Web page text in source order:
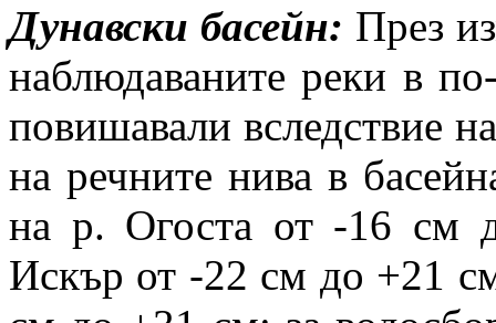
Дунавски басейн: През
наблюдаваните реки в
повишавали вследствие
на речните нива в
на р. Огоста от -16 см
Искър от -22 см до +21